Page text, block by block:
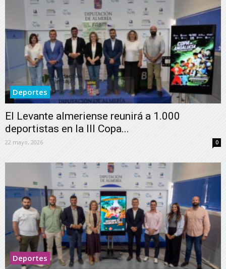
Deportes
El Levante almeriense reunirá a 1.000
deportistas en la III Copa...
22 mayo, 2026 0
Deportes